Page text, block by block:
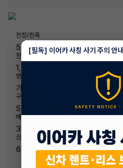
전장/전폭
5,230mm / 2,000mm
전고/축고
1,780mm / 3,073mm
연료/연비
가솔린 / 8.3km/L (5등급)
구분/좌석
SUV / 7인승
배기량
3564cc
신차가격
65,250,000원
[필독] 이어카 사칭 사기 주의 안내